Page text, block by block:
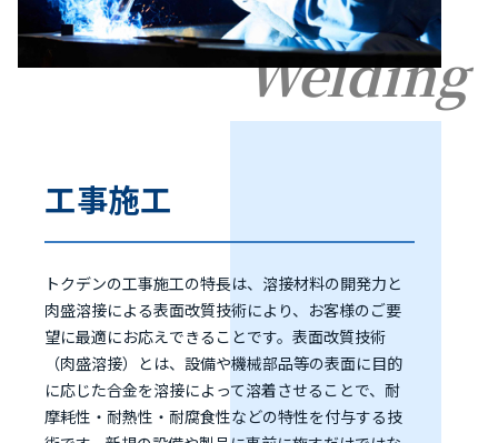
Welding
工事施工
トクデンの工事施工の特長は、溶接材料の開発力と
肉盛溶接による表面改質技術により、お客様のご要
望に最適にお応えできることです。表面改質技術
（肉盛溶接）とは、設備や機械部品等の表面に目的
に応じた合金を溶接によって溶着させることで、耐
摩耗性・耐熱性・耐腐食性などの特性を付与する技